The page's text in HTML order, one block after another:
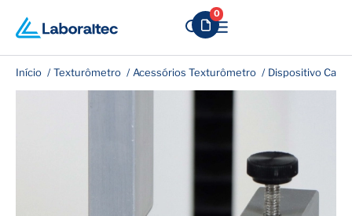
0
Início Texturômetro Acessórios Texturômetro Dispositivo